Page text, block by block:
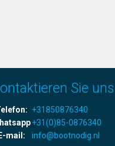
Sie uns
+31850876340
+31(0)85-0876340
E-mail:
info@bootnodig.nl